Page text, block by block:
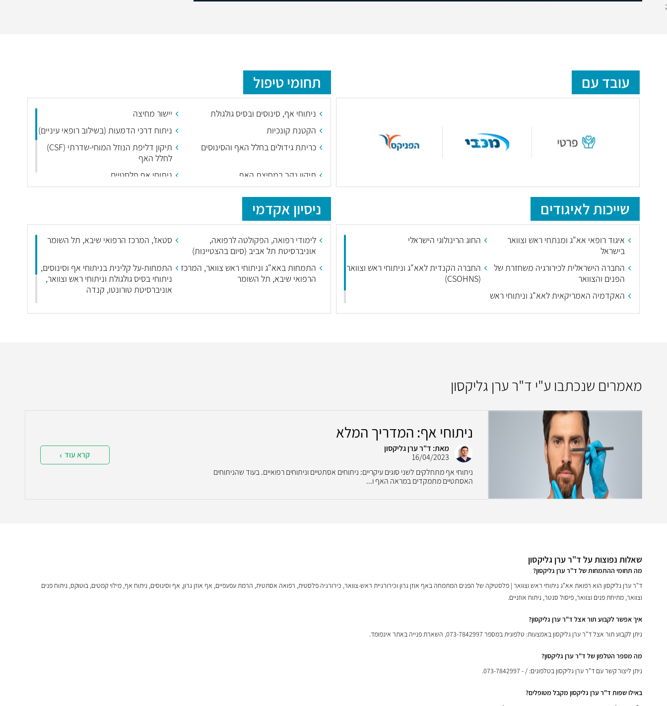
;
עובד עם תחומי טיפול
ניתוחי אף, סינוסים ובסיס גולגולת
יישור מחיצה
הקטנת קונכיות
ניתוח דרכי הדמעות (בשילוב רופאי עיניים)
כריתת גידולים בחלל האף והסינוסים
תיקון דליפת הנוזל המוחי-שדרתי (CSF)
לחלל האף
תיקון נקב במחיצת האף
ניתוחי אף פלסטיים
הסנטר ועוד)
הזרקות חומרי מילוי ובוטוקס
ניתוחי שקדים,שקד שלישי, כפתורים
שייכות לאיגודים
איגוד רופאי אא"ג ומנתחי ראש וצוואר
בישראל
החוג הרינולוגי הישראלי
החברה הישראלית לכירורגיה משחזרת של
הפנים והצוואר
החברה הקנדית לאא"ג וניתוחי ראש וצוואר
(CSOHNS)
האקדמיה האמריקאית לאא"ג וניתוחי ראש
ניסיון אקדמי
לימודי רפואה, הפקולטה לרפואה,
אוניברסיטת תל אביב (סיום בהצטיינות)
סטאז', המרכז הרפואי שיבא, תל השומר
התמחות באא"ג וניתוחי ראש צוואר, המרכז
הרפואי שיבא, תל השומר
התמחות-על קלינית בניתוחי אף וסינוסים,
ניתוחי בסיס גולגולת וניתוחי ראש וצוואר,
אוניברסיטת טורונטו, קנדה
ומשחזרים של הפנים, אוניברסיטת טורונטו,
ניתוחיים ולא ניתוחיים בנושא מחלות האף
מאמרים שנכתבו ע"י ד"ר ערן גליקסון
ניתוחי אף: המדריך המלא
מאת: ד"ר ערן גליקסון
16/04/2023
ניתוחי אף מתחלקים לשני סוגים עיקריים: ניתוחים אסתטיים וניתוחים רפואיים. בעוד שהניתוחים
האסתטיים מתמקדים במראה האף ו...
קרא עוד
שאלות נפוצות על ד"ר ערן גליקסון
מה תחומי ההתמחות של ד"ר ערן גליקסון?
ד"ר ערן גליקסון הוא רפואת אא"ג ניתוחי ראש וצוואר | פלסטיקה של הפנים המתמחה באף אוזן גרון וכירורגיית ראש-צוואר, כירורגיה פלסטית, רפואה אסתטית, הרמת עפעפיים, אף אוזן גרון, אף וסינוסים, ניתוח אף, מילוי קמטים, בוטוקס, ניתוח פנים
וצוואר, מתיחת פנים וצוואר, פיסול סנטר, ניתוח אוזניים.
איך אפשר לקבוע תור אצל ד"ר ערן גליקסון?
ניתן לקבוע תור אצל ד"ר ערן גליקסון באמצעות: טלפונית במספר 073-7842997, השארת פנייה באתר אינפומד.
מה מספר הטלפון של ד"ר ערן גליקסון?
ניתן ליצור קשר עם ד"ר ערן גליקסון בטלפונים: / - 073-7842997.
באילו שפות ד"ר ערן גליקסון מקבל מטופלים?